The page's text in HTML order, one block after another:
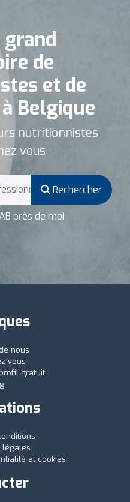
de
et de
Belgique
nutritionnistes
vous
Rechercher
près de moi
nous
vous
gratuit
légales
et cookies